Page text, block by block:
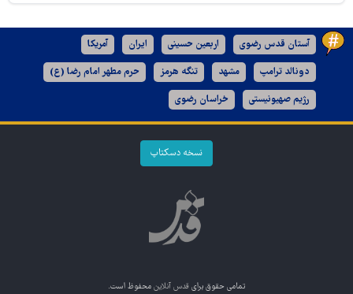
آستان قدس رضوی اربعین حسینی ایران آمریکا
دونالد ترامپ مشهد تنگه هرمز حرم مطهر امام رضا (ع)
رژیم صهیونیستی خراسان رضوی
نسخه دسکتاپ
تمامی حقوق برای قدس آنلاین محفوظ است.